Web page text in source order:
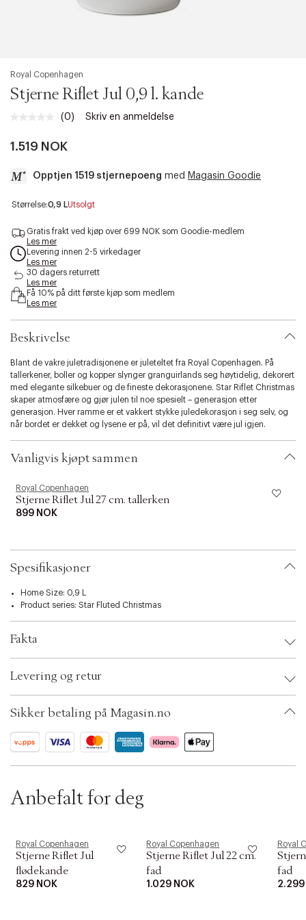
Royal Copenhagen
Stjerne Riflet Jul 0,9 l. kande
Ingen
Samme
(0) Skriv en anmeldelse
1.519 NOK
Opptjen 1519 stjernepoeng med Magasin Goodie
a
c
s
b
i
t
.
v
a
r
i
a
t
i
o
s
e
c
t
Størrelse:0,9 LUtsolgt
Gratis frakt ved kjøp over 699 NOK som Goodie-medlem
Les mer
Levering innen 2-5 virkedager
Les mer
30 dagers returrett
Les mer
Få 10% på ditt første kjøp som medlem
Les mer
Beskrivelse
Blant de vakre juletradisjonene er juleteltet fra Royal Copenhagen. På
tallerkener, boller og kopper slynger granguirlands seg høytidelig, dekorert
med elegante silkebuer og de fineste dekorasjonene. Star Riflet Christmas
skaper atmosfære og gjør julen til noe spesielt – generasjon etter
generasjon. Hver ramme er et vakkert stykke juledekorasjon i seg selv, og
når bordet er dekket og lysene er på, vil det definitivt være jul igjen.
Vanligvis kjøpt sammen
Royal Copenhagen
Stjerne Riflet Jul 27 cm. tallerken
899 NOK
Spesifikasjoner
Home Size: 0,9 L
Product series: Star Fluted Christmas
Fakta
EAN: 5705140713616
ID: AARO75-0008
Royal Copenhagens bruddgaranti, må du registrere ditt nye porselen på
RoyalCopenhagen.com/brudgaranti Kvitteringen din på nett gjelder IKKE
Levering og retur
Sikker betaling på Magasin.no
Anbefalt for deg
Royal Copenhagen
Stjerne Riflet Jul
flødekande
829 NOK
Royal Copenhagen
Stjerne Riflet Jul 22 cm.
fad
1.029 NOK
Royal
fad
2.299